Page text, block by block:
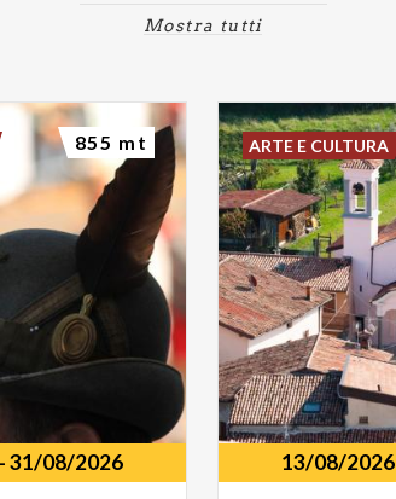
Mostra tutti
-31/08/2026
855 mt
13/08/2026
ARTE E CULTURA